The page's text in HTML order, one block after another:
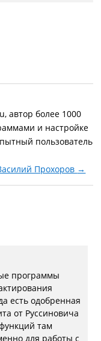
автор более 1000
и настройке
пользователь
Прохоров →
программы
есть одобренная
от Руссиновича
там
для работы с